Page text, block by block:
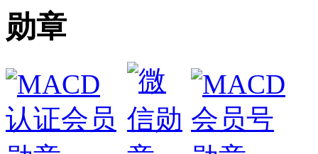
勋章